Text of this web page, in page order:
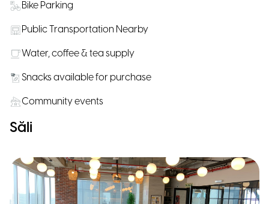
Bike Parking
Public Transportation Nearby
Water, coffee & tea supply
Snacks available for purchase
Community events
Săli